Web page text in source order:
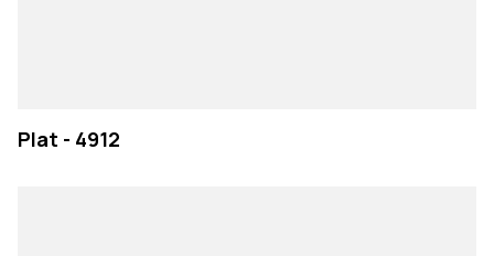
Plat - 4912